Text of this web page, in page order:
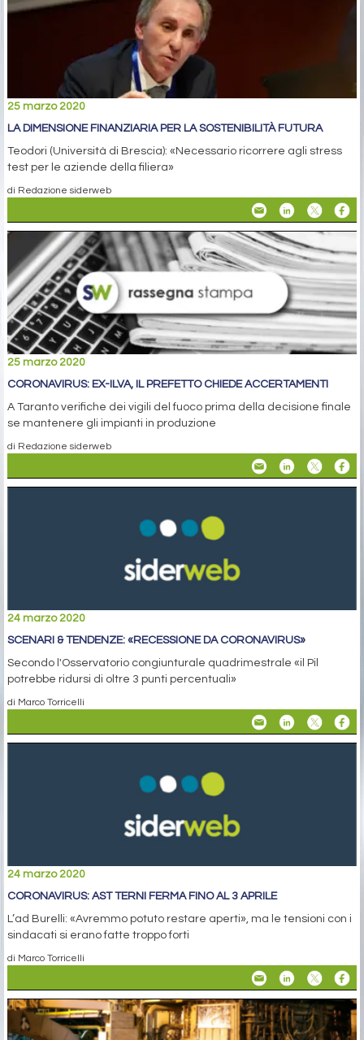
25 marzo 2020
LA DIMENSIONE FINANZIARIA PER LA SOSTENIBILITÀ FUTURA
Teodori (Università di Brescia): «Necessario ricorrere agli stress
test per le aziende della filiera»
di Redazione siderweb
25 marzo 2020
CORONAVIRUS: EX-ILVA, IL PREFETTO CHIEDE ACCERTAMENTI
A Taranto verifiche dei vigili del fuoco prima della decisione finale
se mantenere gli impianti in produzione
di Redazione siderweb
24 marzo 2020
SCENARI & TENDENZE: «RECESSIONE DA CORONAVIRUS»
Secondo l'Osservatorio congiunturale quadrimestrale «il Pil
potrebbe ridursi di oltre 3 punti percentuali»
di Marco Torricelli
24 marzo 2020
CORONAVIRUS: AST TERNI FERMA FINO AL 3 APRILE
L’ad Burelli: «Avremmo potuto restare aperti», ma le tensioni con i
sindacati si erano fatte troppo forti
di Marco Torricelli